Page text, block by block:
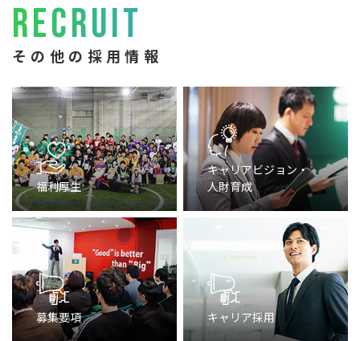
RECRUIT
その他の採用情報
福利厚生
キャリアビジョン・
人財育成
募集要項 キャリア採用